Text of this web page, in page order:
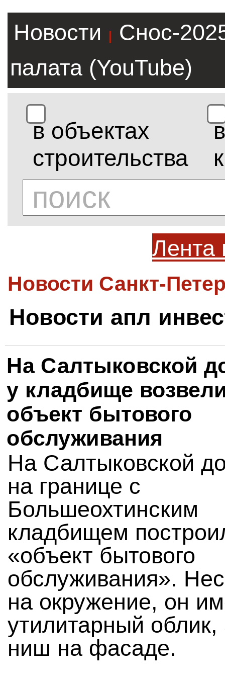
Новости |
Снос-
палата (YouTube)
в объектах
строительства
в
Лента
Новости Санкт-
Новости апл
На Салтыковской
у кладбище
объект бытового
обслуживания
На Салтыковской
на границе с
Большеохтинским
кладбищем
«объект бытового
обслуживания».
на окружение, он
утилитарный облик,
ниш на фасаде.